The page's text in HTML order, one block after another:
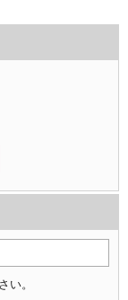
い。